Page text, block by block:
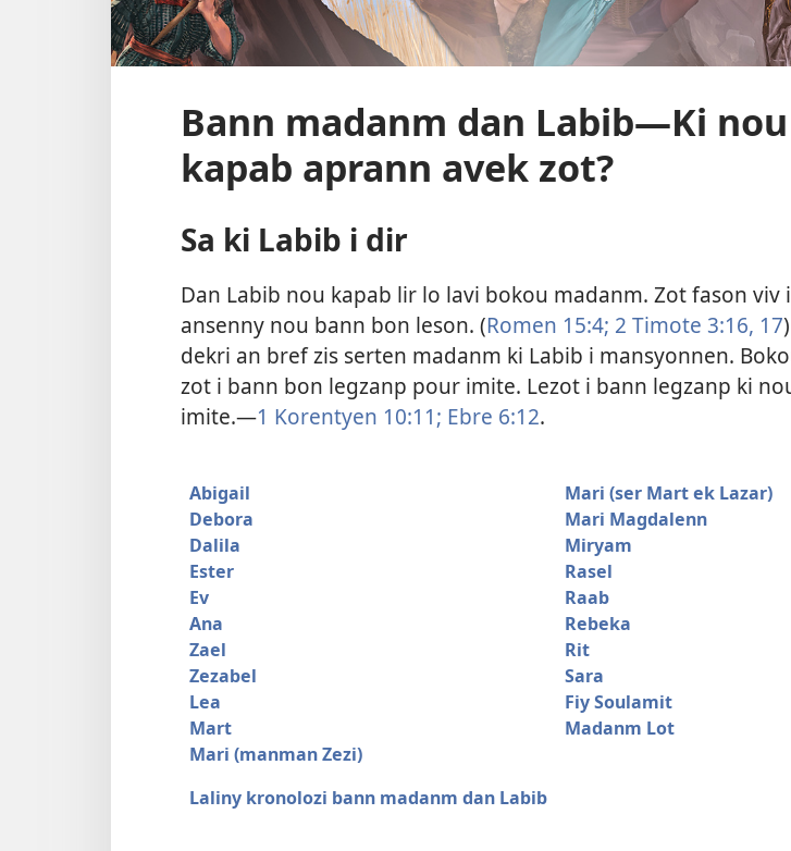
Bann madanm dan Labib​—Ki nou
kapab aprann avek zot?
Sa ki Labib i dir
Dan Labib nou kapab lir lo lavi bokou madanm. Zot fason viv
ansenny nou bann bon leson. (Romen 15:4; 2 Timote 3:16, 17
dekri an bref zis serten madanm ki Labib i mansyonnen.
zot i bann bon legzanp pour imite. Lezot i bann legzanp ki
imite.​—1 Korentyen 10:11; Ebre 6:12.
Abigail
Debora
Dalila
Ester
Ev
Ana
Zael
Zezabel
Lea
Mart
Mari (manman Zezi)
Laliny kronolozi bann madanm dan Labib
Mari (ser Mart ek Lazar)
Mari Magdalenn
Miryam
Rasel
Raab
Rebeka
Rit
Sara
Fiy Soulamit
Madanm Lot